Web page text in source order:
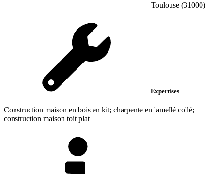
Toulouse (31000)
Expertises
Construction maison en bois en kit; charpente en lamellé collé;
construction maison toit plat